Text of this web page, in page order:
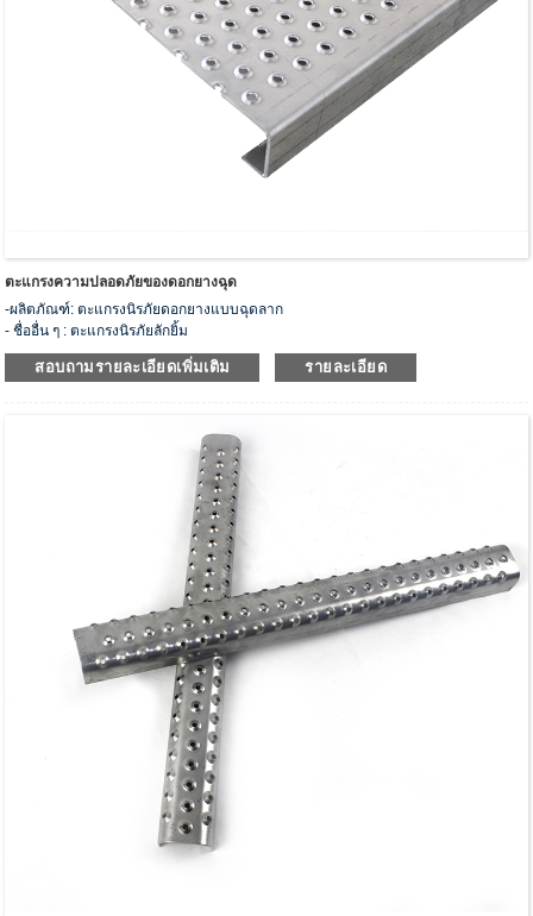
ตะแกรงความปลอดภัยของดอกยางฉุด
-ผลิตภัณฑ์: ตะแกรงนิรภัยดอกยางแบบฉุดลาก
- ชื่ออื่น ๆ : ตะแกรงนิรภัยลักยิ้ม
-รุ่น: HJS-02
- วัสดุ: เหล็กคาร์บอน, สแตนเลส, อลูมิเนียม, สังกะสี
- ตัวอย่างที่กำหนดเองและฟรีสามารถใช้งานได้
สอบถามรายละเอียดเพิ่มเติม รายละเอียด